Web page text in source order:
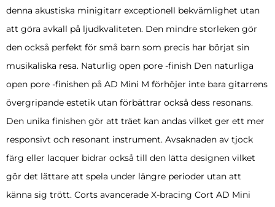
denna akustiska minigitarr exceptionell bekvämlighet utan
att göra avkall på ljudkvaliteten. Den mindre storleken gör
den också perfekt för små barn som precis har börjat sin
musikaliska resa. Naturlig open pore -finish Den naturliga
open pore -finishen på AD Mini M förhöjer inte bara gitarrens
övergripande estetik utan förbättrar också dess resonans.
Den unika finishen gör att träet kan andas vilket ger ett mer
responsivt och resonant instrument. Avsaknaden av tjock
färg eller lacquer bidrar också till den lätta designen vilket
gör det lättare att spela under längre perioder utan att
känna sig trött. Corts avancerade X-bracing Cort AD Mini